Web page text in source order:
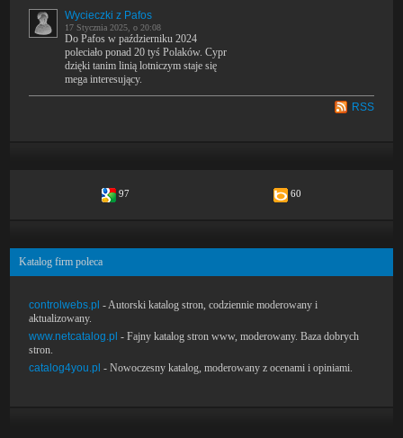
Wycieczki z Pafos
17 Stycznia 2025, o 20:08
Do Pafos w październiku 2024
poleciało ponad 20 tyś Polaków. Cypr
dzięki tanim linią lotniczym staje się
mega interesujący.
RSS
97 60
Katalog firm poleca
controlwebs.pl - Autorski katalog stron, codziennie moderowany i
aktualizowany.
www.netcatalog.pl - Fajny katalog stron www, moderowany. Baza dobrych
stron.
catalog4you.pl - Nowoczesny katalog, moderowany z ocenami i opiniami.